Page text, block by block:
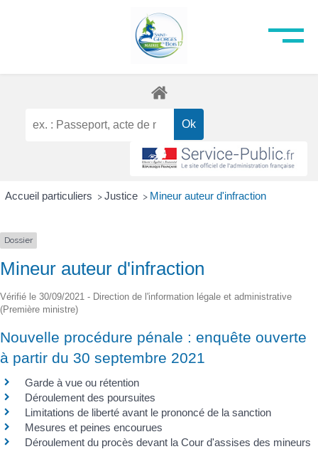
Accueil particuliers > Justice > Mineur auteur d'infraction
Dossier
Mineur auteur d'infraction
Vérifié le 30/09/2021 - Direction de l'information légale et administrative
(Première ministre)
Nouvelle procédure pénale : enquête ouverte
à partir du 30 septembre 2021
Garde à vue ou rétention
Déroulement des poursuites
Limitations de liberté avant le prononcé de la sanction
Mesures et peines encourues
Déroulement du procès devant la Cour d'assises des mineurs